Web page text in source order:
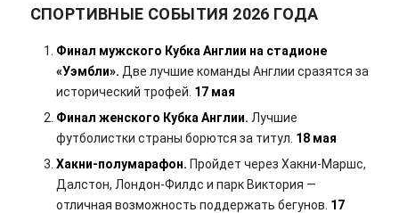
СПОРТИВНЫЕ СОБЫТИЯ 2026 ГОДА
Финал мужского Кубка Англии на стадионе
«Уэмбли». Две лучшие команды Англии сразятся за
исторический трофей. 17 мая
Финал женского Кубка Англии. Лучшие
футболистки страны борются за титул. 18 мая
Хакни-полумарафон. Пройдет через Хакни-Маршс,
Далстон, Лондон-Филдс и парк Виктория —
отличная возможность поддержать бегунов. 17